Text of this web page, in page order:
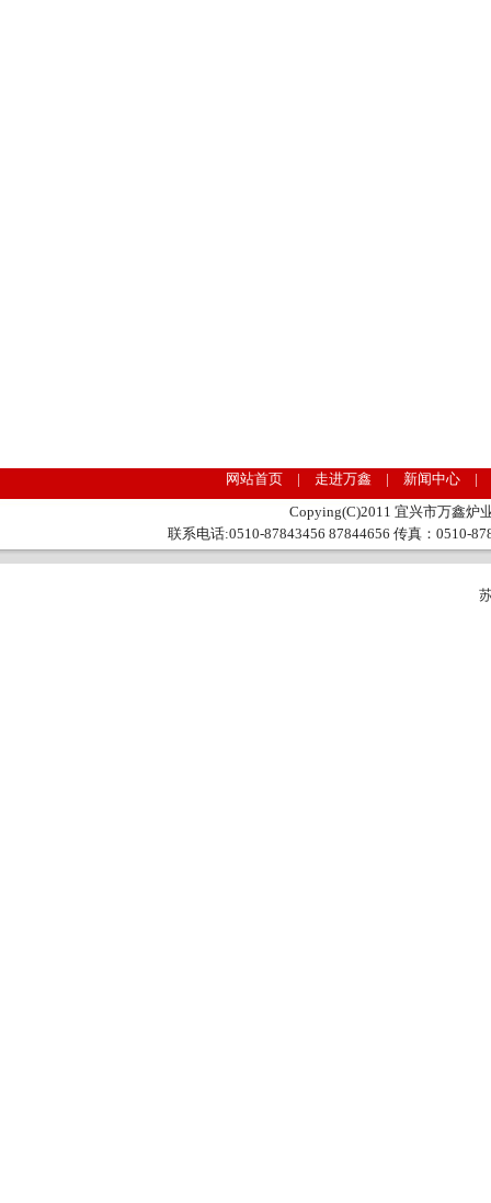
网站首页 | 走进万鑫 | 新闻中心 |
Copying(C)2011 宜兴市万鑫炉
联系电话:0510-87843456 87844656 传真：0510-